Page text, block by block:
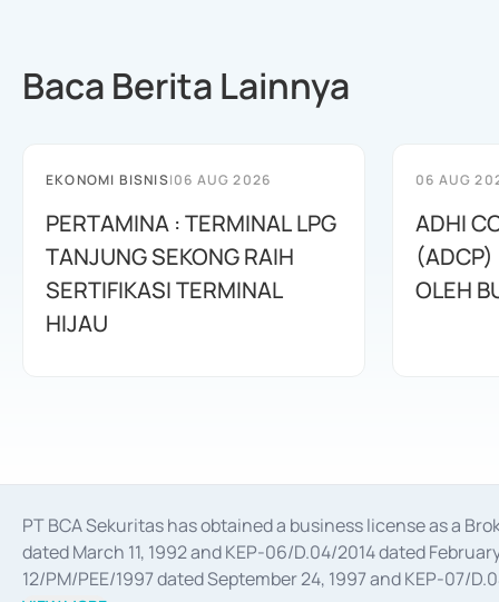
Baca Berita Lainnya
EKONOMI BISNIS|06 AUG 2026
PERTAMINA : TERMINAL LPG
TANJUNG SEKONG RAIH
SERTIFIKASI TERMINAL
HIJAU
06 AUG
ADHI
(ADCP)
OLEH
PT BCA Sekuritas has obtained a business license as a
dated March 11, 1992 and KEP-06/D.04/2014 dated
12/PM/PEE/1997 dated September 24, 1997 and KEP-07/